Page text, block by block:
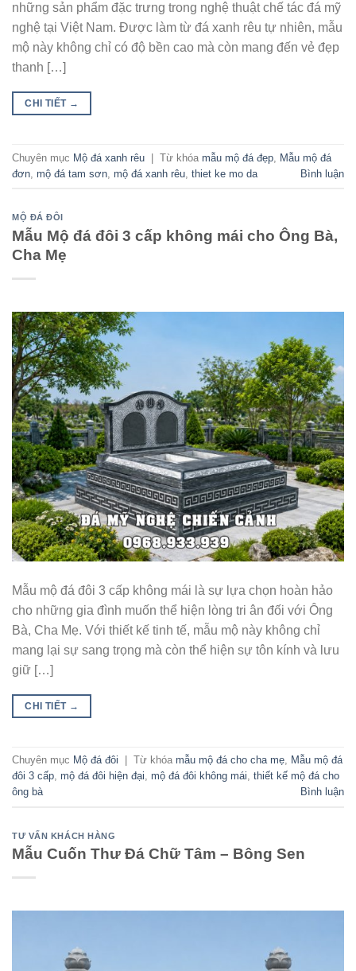
những sản phẩm đặc trưng trong nghệ thuật chế tác đá mỹ
nghệ tại Việt Nam. Được làm từ đá xanh rêu tự nhiên, mẫu
mộ này không chỉ có độ bền cao mà còn mang đến vẻ đẹp
thanh […]
CHI TIẾT →
Chuyên mục Mộ đá xanh rêu | Từ khóa mẫu mộ đá đẹp Mẫu mộ đá
đơn mộ đá tam sơn mộ đá xanh rêu thiet ke mo da Bình luận
MỘ ĐÁ ĐÔI
Mẫu Mộ đá đôi 3 cấp không mái cho Ông Bà,
Cha Mẹ
Mẫu mộ đá đôi 3 cấp không mái là sự lựa chọn hoàn hảo
cho những gia đình muốn thể hiện lòng tri ân đối với Ông
Bà, Cha Mẹ. Với thiết kế tinh tế, mẫu mộ này không chỉ
mang lại sự sang trọng mà còn thể hiện sự tôn kính và lưu
giữ […]
CHI TIẾT →
Chuyên mục Mộ đá đôi Từ khóa mẫu mộ đá cho cha mẹ, Mẫu mộ đá
đôi 3 cấp, mộ đá đôi hiện đại, mộ đá đôi không mái, thiết kế mộ đá cho
ông bà
Bình luận
TƯ VẤN KHÁCH HÀNG
Mẫu Cuốn Thư Đá Chữ Tâm – Bông Sen